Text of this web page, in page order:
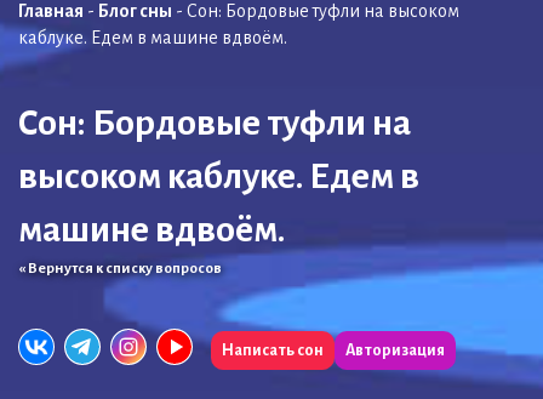
Главная - Блог сны - Сон: Бордовые туфли на высоком
каблуке. Едем в машине вдвоём.
Сон: Бордовые туфли на
высоком каблуке. Едем в
машине вдвоём.
« Вернутся к списку вопросов
Написать сон Авторизация